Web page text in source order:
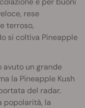
rese
terroso,
si coltiva Pineapple
avuto un grande
la Pineapple Kush
del radar.
popolarità, la